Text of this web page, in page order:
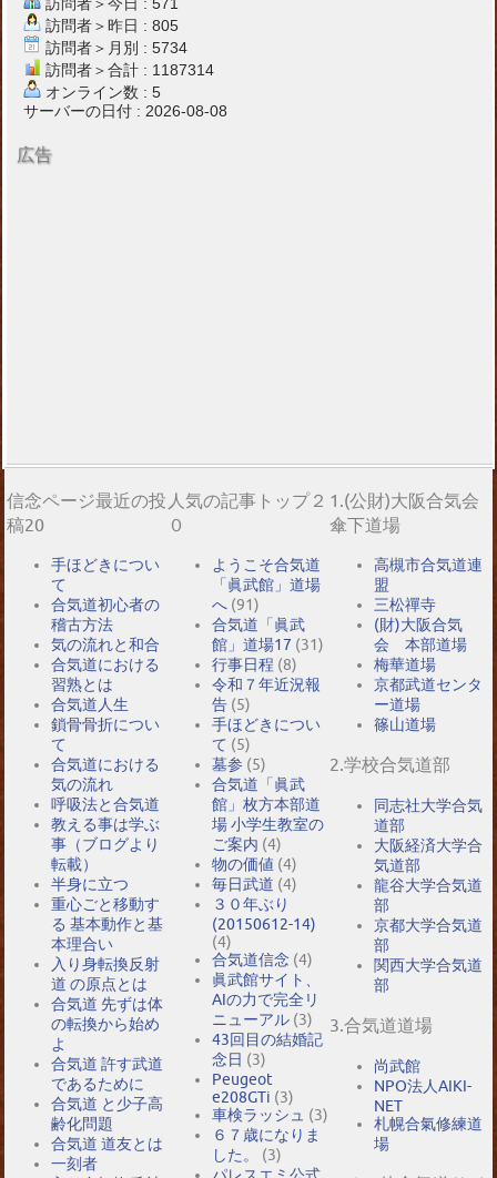
訪問者＞今日 : 571
訪問者＞昨日 : 805
訪問者＞月別 : 5734
訪問者＞合計 : 1187314
オンライン数 : 5
サーバーの日付 : 2026-08-08
広告
信念ページ最近の投
稿20
手ほどきについ
て
合気道初心者の
稽古方法
気の流れと和合
合気道における
習熟とは
合気道人生
鎖骨骨折につい
て
合気道における
気の流れ
呼吸法と合気道
教える事は学ぶ
事（ブログより
転載）
半身に立つ
重心ごと移動す
る 基本動作と基
本理合い
入り身転換反射
道 の原点とは
合気道 先ずは体
の転換から始め
よ
合気道 許す武道
であるために
合気道 と少子高
齢化問題
合気道 道友とは
一刻者
人気の記事トップ２
０
ようこそ合気道
「眞武館」道場
へ (91)
合気道「眞武
館」道場17 (31)
行事日程 (8)
令和７年近況報
告 (5)
手ほどきについ
て (5)
墓参 (5)
合気道「眞武
館」枚方本部道
場 小学生教室の
ご案内 (4)
物の価値 (4)
毎日武道 (4)
３０年ぶり
(20150612-14)
(4)
合気道信念 (4)
眞武館サイト、
AIの力で完全リ
ニューアル (3)
43回目の結婚記
念日 (3)
Peugeot
e208GTi (3)
車検ラッシュ (3)
６７歳になりま
した。
(3)
1.(公財)大阪合気会
傘下道場
高槻市合気道連
盟
三松禪寺
(財)大阪合気
会 本部道場
梅華道場
京都武道センタ
ー道場
篠山道場
2.学校合気道部
同志社大学合気
道部
大阪経済大学合
気道部
龍谷大学合気道
部
京都大学合気道
部
関西大学合気道
部
3.合気道道場
尚武館
NPO法人AIKI-
NET
札幌合氣修練道
場